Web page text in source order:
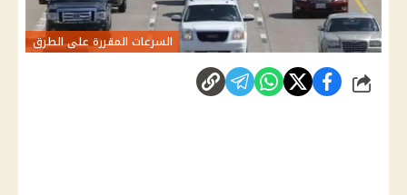
السرعات المقررة على الطرق
شارك